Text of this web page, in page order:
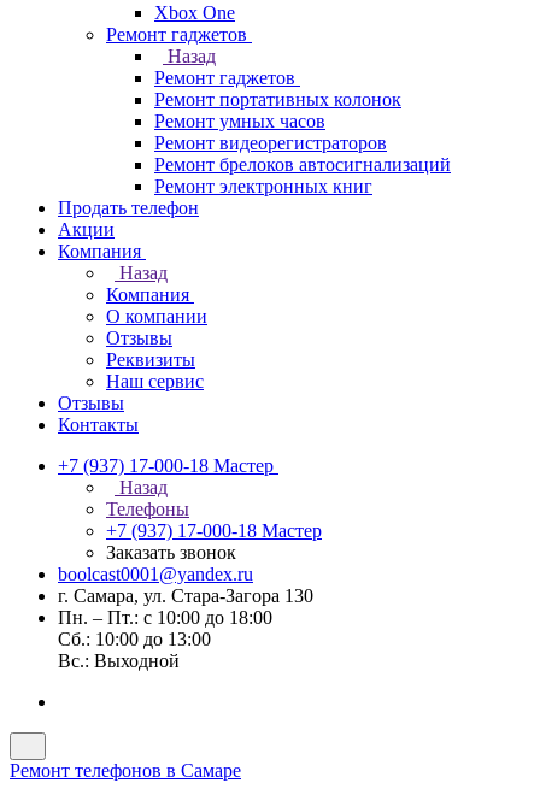
Xbox One
Ремонт гаджетов
Назад
Ремонт гаджетов
Ремонт портативных колонок
Ремонт умных часов
Ремонт видеорегистраторов
Ремонт брелоков автосигнализаций
Ремонт электронных книг
Продать телефон
Акции
Компания
Назад
Компания
О компании
Отзывы
Реквизиты
Наш сервис
Отзывы
Контакты
+7 (937) 17-000-18 Мастер
Назад
Телефоны
+7 (937) 17-000-18 Мастер
Заказать звонок
boolcast0001@yandex.ru
г. Самара, ул. Стара-Загора 130
Пн. – Пт.: с 10:00 до 18:00
Сб.: 10:00 до 13:00
Вс.: Выходной
Ремонт телефонов в Самаре